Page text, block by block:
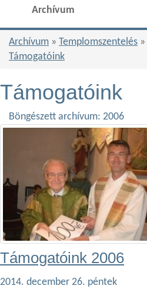
Archívum
Archívum » Templomszentelés »
Támogatóink
Támogatóink
Böngészett archívum: 2006
Támogatóink 2006
2014. december 26. péntek